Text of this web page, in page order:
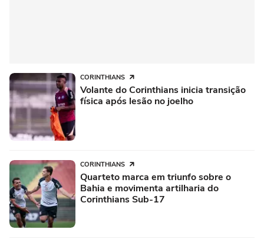
CORINTHIANS
Volante do Corinthians inicia transição
física após lesão no joelho
CORINTHIANS
Quarteto marca em triunfo sobre o
Bahia e movimenta artilharia do
Corinthians Sub-17